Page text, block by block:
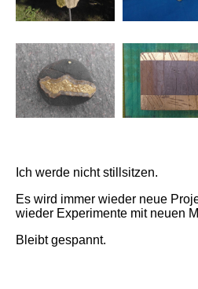
Ich werde nicht stillsitzen.
Es wird immer wieder neue
wieder Experimente mit neuen
Bleibt gespannt.